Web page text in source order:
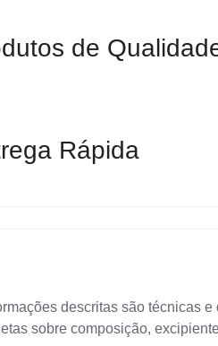
de
Rápida
descritas são técnicas
sobre composição,